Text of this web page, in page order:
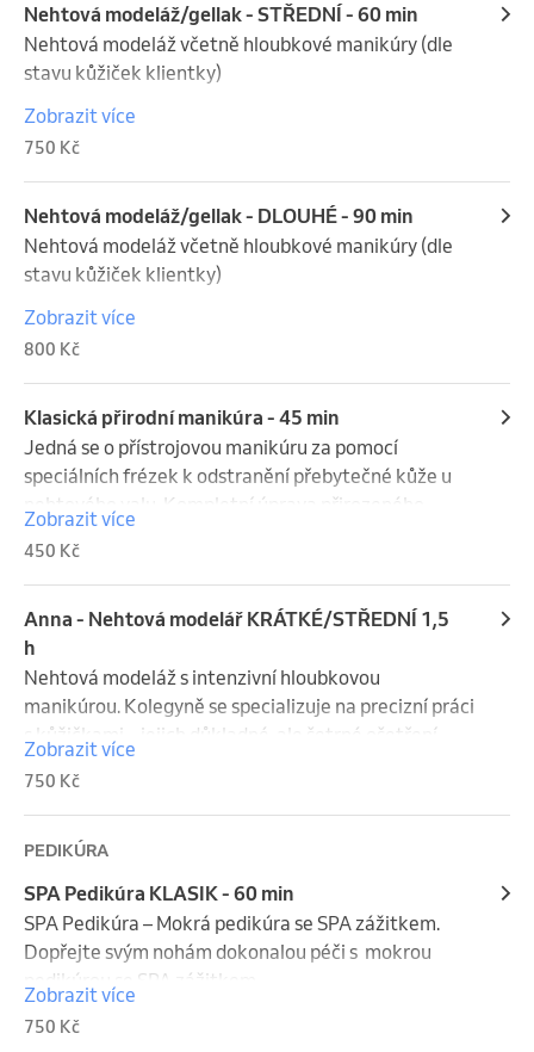
objemu
✨ Okamžitý liftingový efekt a dlouhodobé zpevnění
Nehtová modeláž/gellak - STŘEDNÍ - 60 min
Nehtová modeláž včetně hloubkové manikúry (dle
stavu kůžiček klientky)
+ 50,- Nail art (francie, zdobení ..)
+ 100,- prodloužení nehtů tipy
+ 150,- až 200,- prodložení nehtů na šablonky
Zobrazit více
750 Kč
Nehtová modeláž/gellak - DLOUHÉ - 90 min
Nehtová modeláž včetně hloubkové manikúry (dle
stavu kůžiček klientky)
+ 50,- Nail art (francie, zdobení ..)
+ 100,- prodloužení nehtů tipy
+ 150,- až 200,- prodložení nehtů na šablonky
Zobrazit více
800 Kč
Klasická přirodní manikúra - 45 min
Jedná se o přístrojovou manikúru za pomocí
speciálních frézek k odstranění přebytečné kůže u
nehtového valu. Kompletní úprava přirozeného
nehtu s vyživujícím olejíčkem, zpevňující bezbarvý
top.  Závěrečná masáž. Bez modeláže a gellaku.
Zobrazit více
450 Kč
Anna - Nehtová modelář KRÁTKÉ/STŘEDNÍ 1,5
h
Nehtová modeláž s intenzivní hloubkovou
manikúrou. Kolegyně se specializuje na precizní práci
s kůžičkami – jejich důkladné, ale šetrné ošetření
podle individuálních potřeb klientky.
Zobrazit více
750 Kč
PEDIKÚRA
SPA Pedikúra KLASIK - 60 min
SPA Pedikúra – Mokrá pedikúra se SPA zážitkem.
Dopřejte svým nohám dokonalou péči s  mokrou
pedikúrou se SPA zážitkem.
Zažijte SPA pedikúru, která vašim nohám dodá nejen
Zobrazit více
750 Kč